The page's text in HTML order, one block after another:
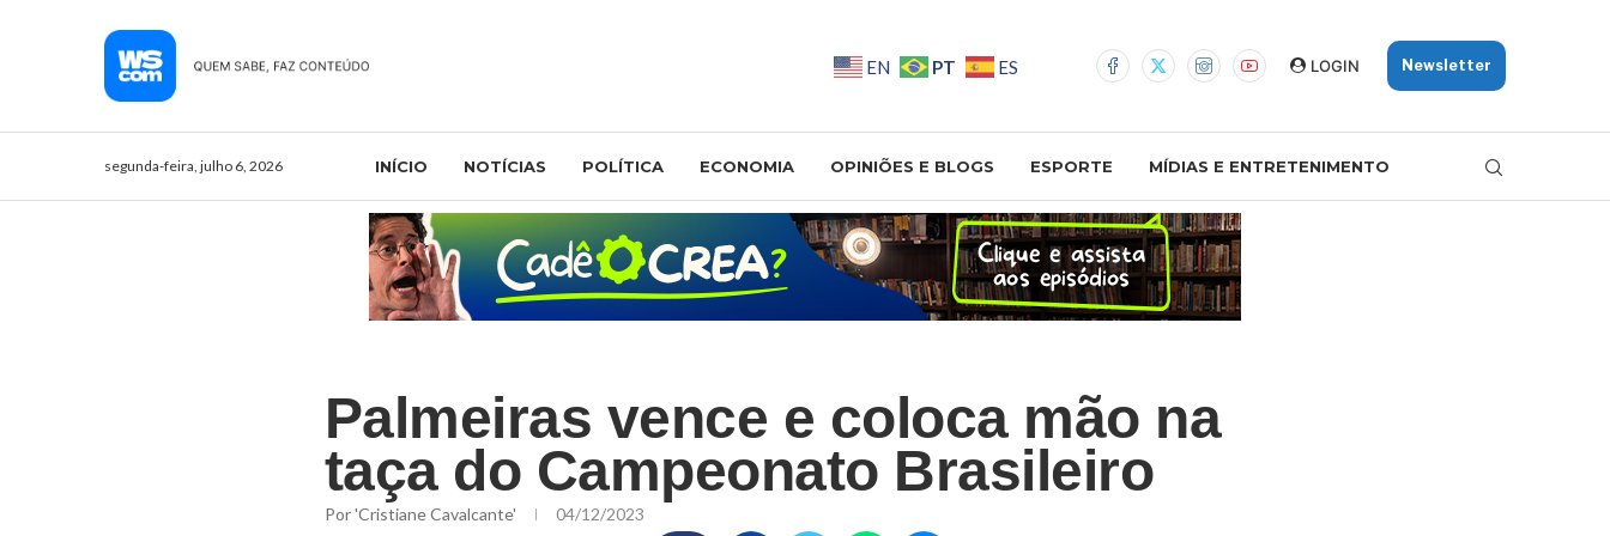
EN PT ES LOGIN Newsletter
segunda-feira, julho 6, 2026 INÍCIO NOTÍCIAS POLÍTICA ECONOMIA OPINIÕES E BLOGS ESPORTE MÍDIAS E ENTRETENIMENTO
Palmeiras vence e coloca mão na
taça do Campeonato Brasileiro
Por'Cristiane Cavalcante' 04/12/2023